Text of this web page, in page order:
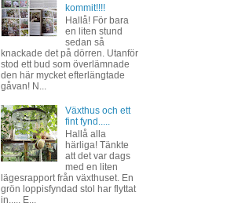
kommit!!!!
Hallå! För bara
en liten stund
sedan så
knackade det på dörren. Utanför
stod ett bud som överlämnade
den här mycket efterlängtade
gåvan! N...
Växthus och ett
fint fynd.....
Hallå alla
härliga! Tänkte
att det var dags
med en liten
lägesrapport från växthuset. En
grön loppisfyndad stol har flyttat
in..... E...